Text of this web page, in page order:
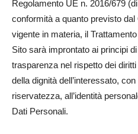
Regolamento UE n. 2016/679
conformità a quanto previsto
vigente in materia, il
Sito sarà improntato ai principi
trasparenza nel rispetto dei
della dignità dell’interessato,
riservatezza, all’identità
Dati Personali.